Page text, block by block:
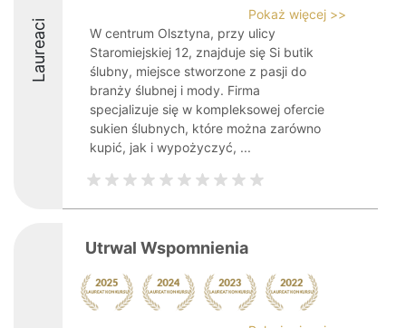
Laureaci
Pokaż więcej >>
W centrum Olsztyna, przy ulicy
Staromiejskiej 12, znajduje się Si butik
ślubny, miejsce stworzone z pasji do
branży ślubnej i mody. Firma
specjalizuje się w kompleksowej ofercie
sukien ślubnych, które można zarówno
kupić, jak i wypożyczyć, ...
Utrwal Wspomnienia